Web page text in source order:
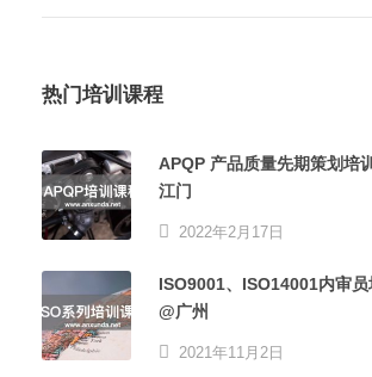
热门培训课程
APQP 产品质量先期策划培
江门
2022年2月17日
ISO9001、ISO14001内审
@广州
2021年11月2日